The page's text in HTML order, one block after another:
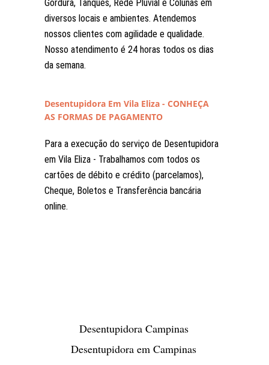
Gordura, Tanques, Rede Pluvial e Colunas em
diversos locais e ambientes. Atendemos
nossos clientes com agilidade e qualidade.
Nosso atendimento é 24 horas todos os dias
da semana.
Desentupidora Em Vila Eliza - CONHEÇA
AS FORMAS DE PAGAMENTO
Para a execução do serviço de Desentupidora
em Vila Eliza - Trabalhamos com todos os
cartões de débito e crédito (parcelamos),
Cheque, Boletos e Transferência bancária
online.
Desentupidora Campinas
Desentupidora em Campinas